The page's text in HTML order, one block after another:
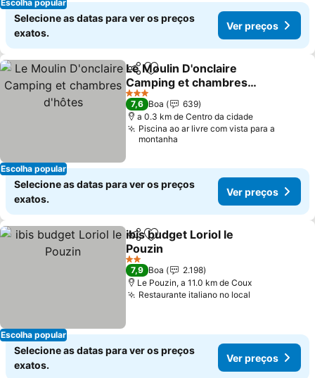
Escolha popular
Selecione as datas para ver os preços
exatos.
Ver preços
Escolha popular
PartilharAdicionar aos favoritos
Le Moulin D'onclaire
Camping et chambres
d'hôtes
Ver preços
3 Estrelas
7,6 Boa
639
a 0.3 km de Centro da cidade
Piscina ao ar livre com vista para a
montanha
Selecione as datas para ver os preços
exatos.
Ver preços
Escolha popular
PartilharAdicionar aos favoritos
ibis budget Loriol le
Pouzin
Ver preços
2 Estrelas
7,9 Boa
2.198
Le Pouzin, a 11.0 km de Coux
Restaurante italiano no local
Selecione as datas para ver os preços
exatos.
Ver preços